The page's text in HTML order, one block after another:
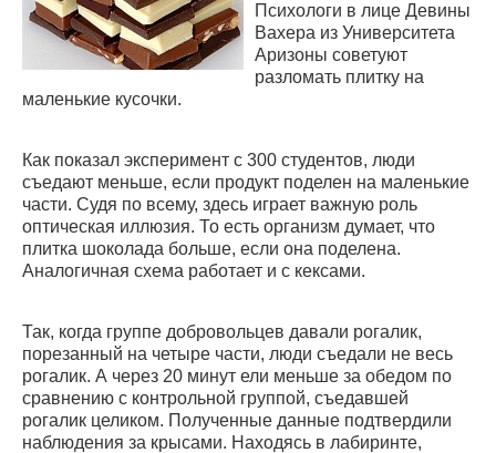
Психологи в лице Девины
Вахера из Университета
Аризоны советуют
разломать плитку на
маленькие кусочки.
Как показал эксперимент с 300 студентов, люди
съедают меньше, если продукт поделен на маленькие
части. Судя по всему, здесь играет важную роль
оптическая иллюзия. То есть организм думает, что
плитка шоколада больше, если она поделена.
Аналогичная схема работает и с кексами.
Так, когда группе добровольцев давали рогалик,
порезанный на четыре части, люди съедали не весь
рогалик. А через 20 минут ели меньше за обедом по
сравнению с контрольной группой, съедавшей
рогалик целиком. Полученные данные подтвердили
наблюдения за крысами. Находясь в лабиринте,